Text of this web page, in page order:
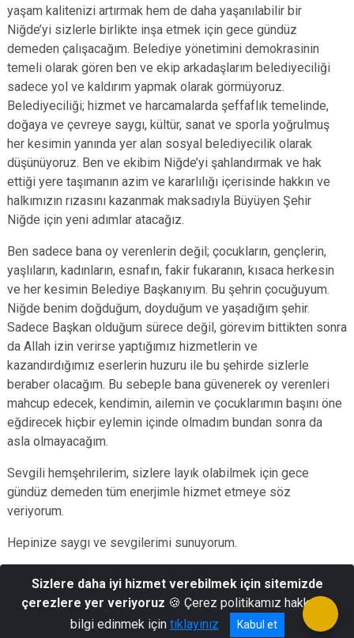
yaşam kalitenizi artırmak hem de daha yaşanılabilir bir
Niğde’yi sizlerle birlikte inşa etmek için gece gündüz
demeden çalışacağım. Belediye yönetimini demokrasinin
temeli olarak gören ben ve ekip arkadaşlarım belediyeciliği
sadece yol ve kaldırım yapmak olarak görmüyoruz.
Belediyeciliği; hizmet ve harcamalarda şeffaflık temelinde,
doğaya ve çevreye saygı, kültür, sanat ve sporla yoğrulmuş
her kesimin yanında yer alan sosyal belediyecilik olarak
düşünüyoruz. Ben ve ekibim Niğde’yi şahlandırmak ve hak
ettiği yere taşımanın azim ve kararlılığı içerisinde hakkın ve
halkımızın rızasını kazanmak maksadıyla Büyüyen Şehir
Niğde için yeni adımlar atacağız.
Ben sadece bana oy verenlerin değil; çocukların, gençlerin,
yaşlıların, kadınların, esnafın, fakir fukaranın, kısaca herkesin
ve her kesimin Belediye Başkanıyım. Bu şehrin çocuğuyum.
Niğde benim doğduğum, doyduğum ve yaşadığım şehir.
Sadece Başkan olduğum sürece değil, görevim bittikten sonra
da Allah izin verirse yaptığımız hizmetlerin ve
kazandırdığımız eserlerin huzuru ile bu şehirde sizlerle
beraber olacağım. Bu sebeple bana güvenerek oy verenleri
mahcup edecek, kendimin, ailemin ve çocuklarımın başını öne
eğdirecek hiçbir eylemin içinde olmadım bundan sonra da
asla olmayacağım.
Sevgili hemşehrilerim, sizlere layık olabilmek için gece
gündüz demeden tüm enerjimle hizmet etmeye söz
veriyorum.
Hepinize saygı ve sevgilerimi sunuyorum.
Emrah ÖZDEMİR
Niğde Belediye Başkanı
Sizlere daha iyi hizmet verebilmek için sitemizde
çerezlere yer veriyoruz 🍪 Çerez politikamız hakkında
bilgi edinmek için tıklayınız Kabul et